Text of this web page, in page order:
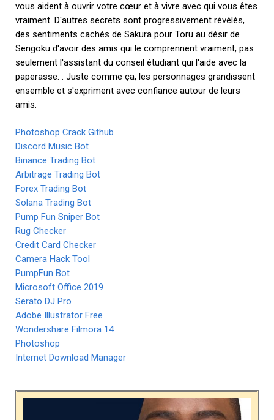
vous aident à ouvrir votre cœur et à vivre avec qui vous êtes
vraiment. D'autres secrets sont progressivement révélés,
des sentiments cachés de Sakura pour Toru au désir de
Sengoku d'avoir des amis qui le comprennent vraiment, pas
seulement l'assistant du conseil étudiant qui l'aide avec la
paperasse. . Juste comme ça, les personnages grandissent
ensemble et s'expriment avec confiance autour de leurs
amis.
Photoshop Crack Github
Discord Music Bot
Binance Trading Bot
Arbitrage Trading Bot
Forex Trading Bot
Solana Trading Bot
Pump Fun Sniper Bot
Rug Checker
Credit Card Checker
Camera Hack Tool
PumpFun Bot
Microsoft Office 2019
Serato DJ Pro
Adobe Illustrator Free
Wondershare Filmora 14
Photoshop
Internet Download Manager